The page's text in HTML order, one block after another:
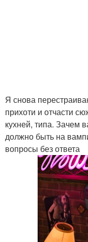
Я снова
прихоти и отчасти
кухней, типа. Зачем
должно быть на
вопросы без ответа